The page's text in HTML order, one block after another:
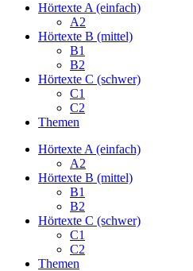
Hörtexte A (einfach)
A2
Hörtexte B (mittel)
B1
B2
Hörtexte C (schwer)
C1
C2
Themen
Hörtexte A (einfach)
A2
Hörtexte B (mittel)
B1
B2
Hörtexte C (schwer)
C1
C2
Themen